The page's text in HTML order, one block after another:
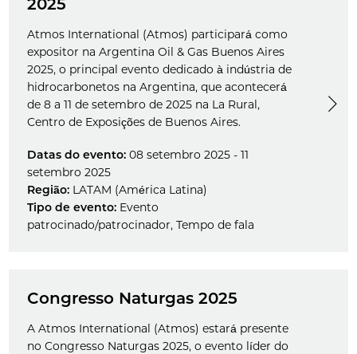
Atmos International (Atmos) participará como
expositor na Argentina Oil & Gas Buenos Aires
2025, o principal evento dedicado à indústria de
hidrocarbonetos na Argentina, que acontecerá
de 8 a 11 de setembro de 2025 na La Rural,
Centro de Exposições de Buenos Aires.
Datas do evento: 08 setembro 2025 - 11
setembro 2025
Região:LATAM (América Latina)
Tipo de evento:Evento
patrocinado/patrocinador, Tempo de fala
Congresso Naturgas 2025
A Atmos International (Atmos) estará presente
no Congresso Naturgas 2025, o evento líder do